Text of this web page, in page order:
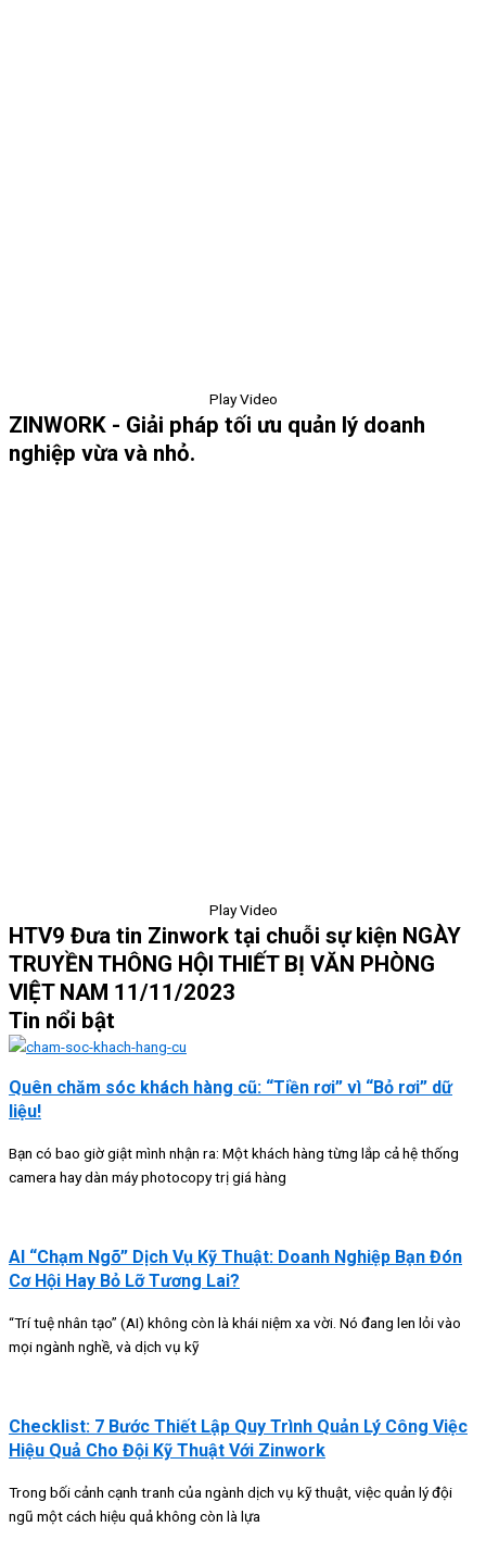
Play Video
ZINWORK - Giải pháp tối ưu quản lý doanh
nghiệp vừa và nhỏ.
Play Video
HTV9 Đưa tin Zinwork tại chuỗi sự kiện NGÀY
TRUYỀN THÔNG HỘI THIẾT BỊ VĂN PHÒNG
VIỆT NAM 11/11/2023
Tin nổi bật
Quên chăm sóc khách hàng cũ: “Tiền rơi” vì “Bỏ rơi” dữ
liệu!
Bạn có bao giờ giật mình nhận ra: Một khách hàng từng lắp cả hệ thống
camera hay dàn máy photocopy trị giá hàng
AI “Chạm Ngõ” Dịch Vụ Kỹ Thuật: Doanh Nghiệp Bạn Đón
Cơ Hội Hay Bỏ Lỡ Tương Lai?
“Trí tuệ nhân tạo” (AI) không còn là khái niệm xa vời. Nó đang len lỏi vào
mọi ngành nghề, và dịch vụ kỹ
Checklist: 7 Bước Thiết Lập Quy Trình Quản Lý Công Việc
Hiệu Quả Cho Đội Kỹ Thuật Với Zinwork
Trong bối cảnh cạnh tranh của ngành dịch vụ kỹ thuật, việc quản lý đội
ngũ một cách hiệu quả không còn là lựa